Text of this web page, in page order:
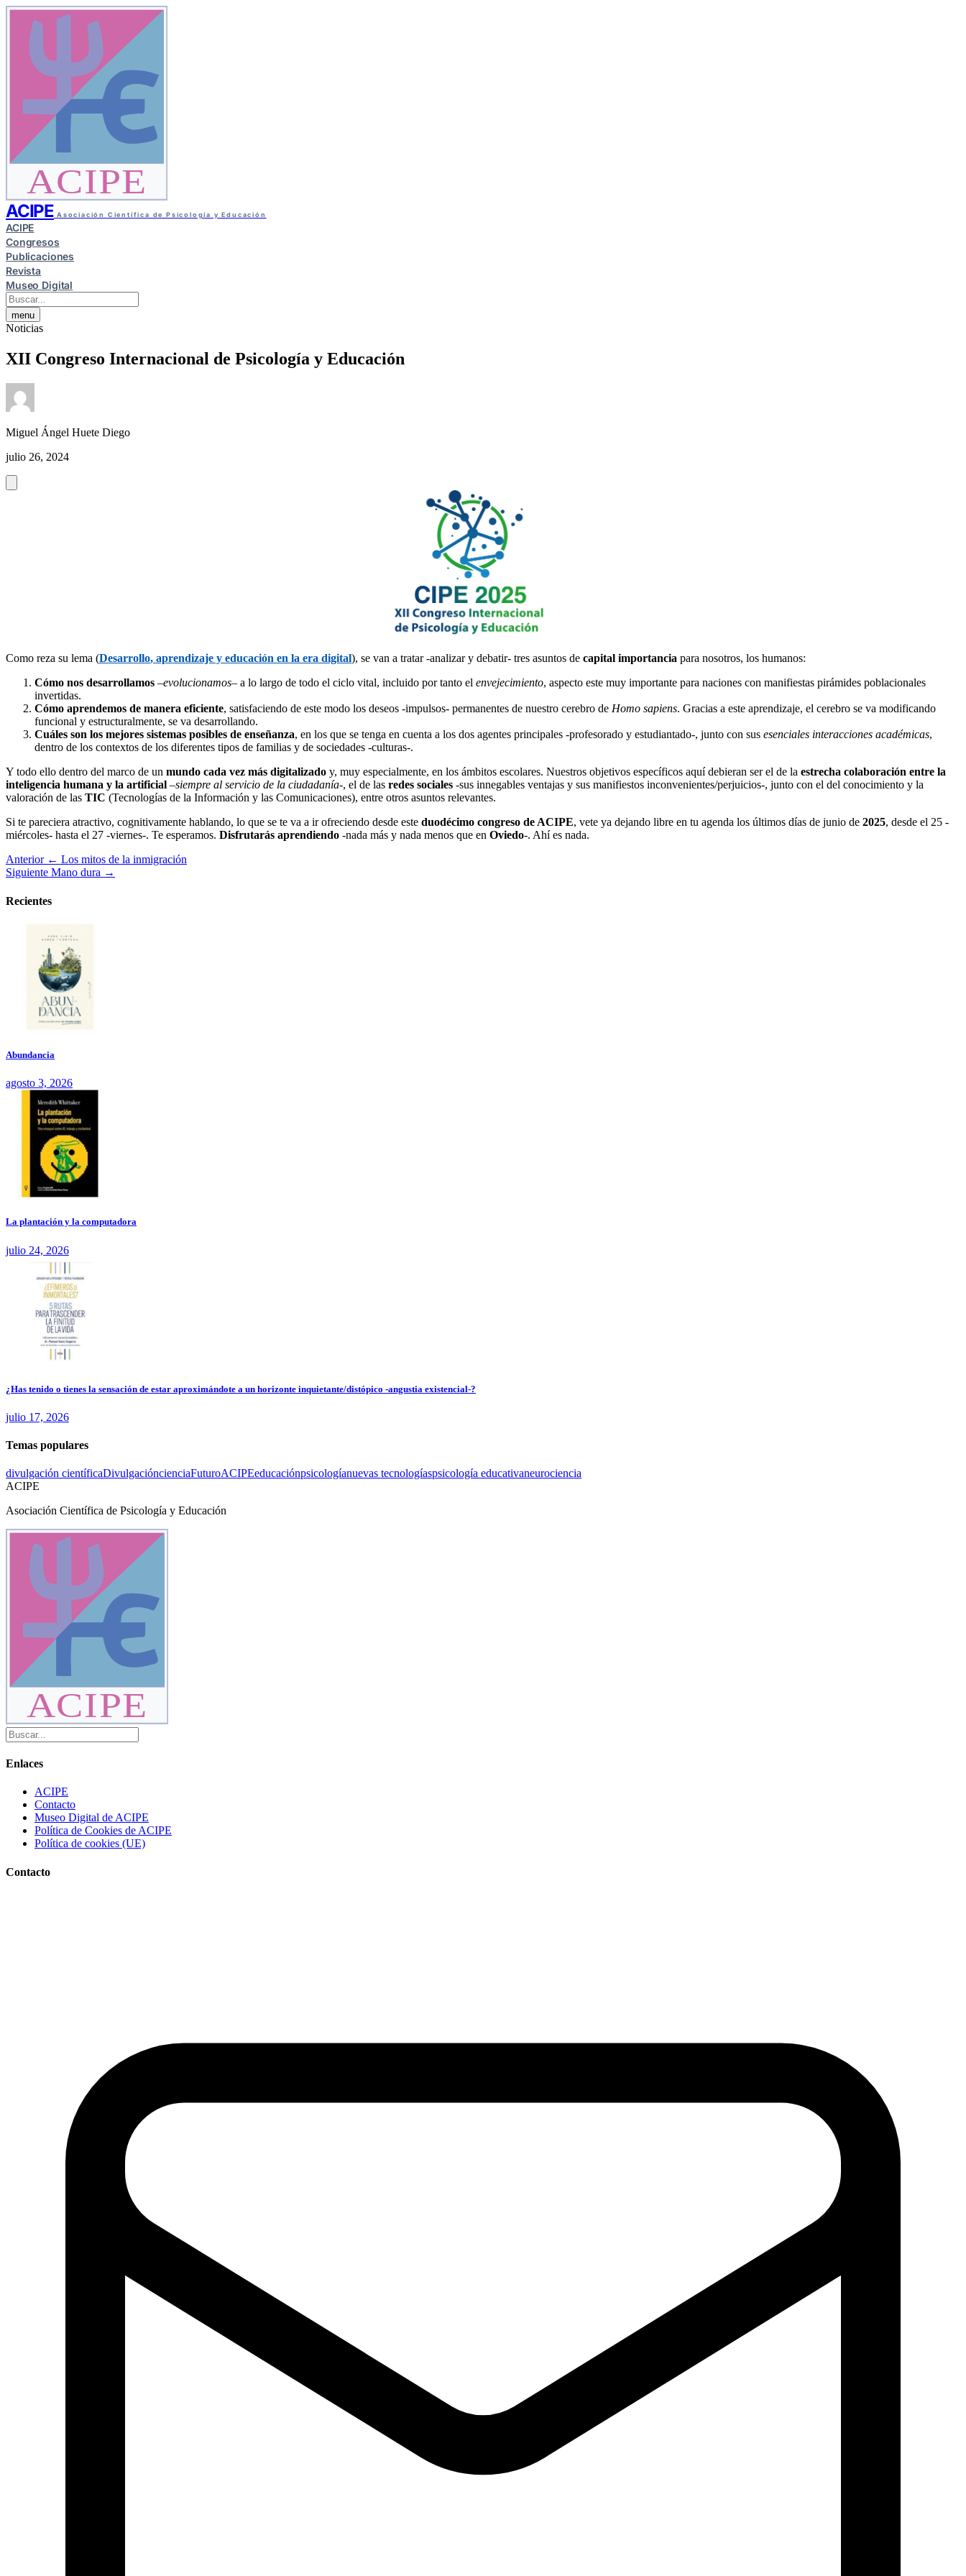
ACIPE
ACIPE Asociación Científica de Psicología y Educación
ACIPE
Congresos
Publicaciones
Revista
Museo Digital
menu
Noticias
XII Congreso Internacional de Psicología y Educación
Miguel Ángel Huete Diego
julio 26, 2024
Como reza su lema (Desarrollo, aprendizaje y educación en la era digital), se van a tratar -analizar y debatir- tres asuntos de capital importancia para nosotros, los humanos:
Cómo nos desarrollamos –evolucionamos– a lo largo de todo el ciclo vital, incluido por tanto el envejecimiento, aspecto este muy importante para naciones con manifiestas pirámides poblacionales
invertidas.
Cómo aprendemos de manera eficiente, satisfaciendo de este modo los deseos -impulsos- permanentes de nuestro cerebro de Homo sapiens. Gracias a este aprendizaje, el cerebro se va modificando
funcional y estructuralmente, se va desarrollando.
Cuáles son los mejores sistemas posibles de enseñanza, en los que se tenga en cuenta a los dos agentes principales -profesorado y estudiantado-, junto con sus esenciales interacciones académicas,
dentro de los contextos de los diferentes tipos de familias y de sociedades -culturas-.
Y todo ello dentro del marco de un mundo cada vez más digitalizado y, muy especialmente, en los ámbitos escolares. Nuestros objetivos específicos aquí debieran ser el de la estrecha colaboración entre la
inteligencia humana y la artificial –siempre al servicio de la ciudadanía-, el de las redes sociales -sus innegables ventajas y sus manifiestos inconvenientes/perjuicios-, junto con el del conocimiento y la
valoración de las TIC (Tecnologías de la Información y las Comunicaciones), entre otros asuntos relevantes.
Si te pareciera atractivo, cognitivamente hablando, lo que se te va a ir ofreciendo desde este duodécimo congreso de ACIPE, vete ya dejando libre en tu agenda los últimos días de junio de 2025, desde el 25 -
miércoles- hasta el 27 -viernes-. Te esperamos. Disfrutarás aprendiendo -nada más y nada menos que en Oviedo-. Ahí es nada.
Anterior ← Los mitos de la inmigración
Siguiente Mano dura →
Recientes
Abundancia
agosto 3, 2026
La plantación y la computadora
julio 24, 2026
¿Has tenido o tienes la sensación de estar aproximándote a un horizonte inquietante/distópico -angustia existencial-?
julio 17, 2026
Temas populares
divulgación científicaDivulgacióncienciaFuturoACIPEeducaciónpsicologíanuevas tecnologíaspsicología educativaneurociencia
ACIPE
Asociación Científica de Psicología y Educación
ACIPE
Enlaces
ACIPE
Contacto
Museo Digital de ACIPE
Política de Cookies de ACIPE
Política de cookies (UE)
Contacto